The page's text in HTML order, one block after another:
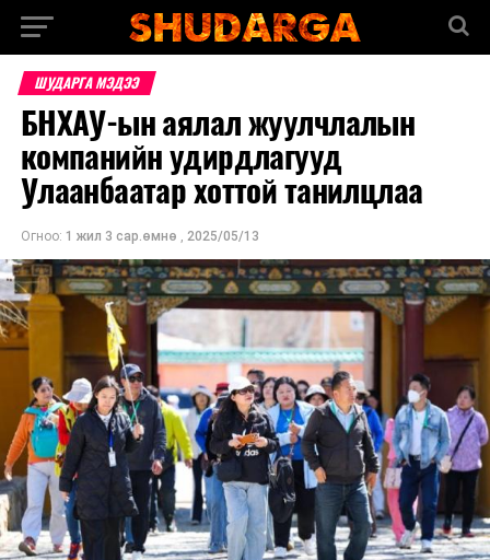
ШУДАРГА МЭДЭЭ
БНХАУ-ын аялал жуулчлалын
компанийн удирдлагууд
Улаанбаатар хоттой танилцлаа
Огноо: 1 жил 3 сар.өмнө , 2025/05/13